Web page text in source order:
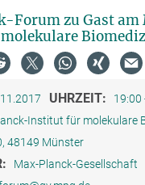
Forum zu Gast
UHRZEIT: 19:00
Institut für molekulare
48149 Münster
Max-Planck-Gesellschaft